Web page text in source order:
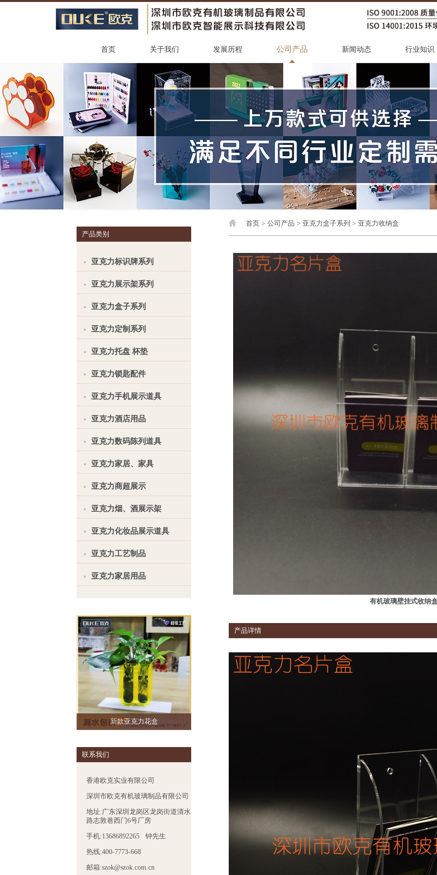
首页 关于我们 发展历程 公司产品 新闻动态 行业知识
产品类别
亚克力标识牌系列
亚克力展示架系列
亚克力盒子系列
亚克力定制系列
亚克力托盘 杯垫
亚克力锁匙配件
亚克力手机展示道具
亚克力酒店用品
亚克力数码陈列道具
亚克力家居、家具
亚克力商超展示
亚克力烟、酒展示架
亚克力化妆品展示道具
亚克力工艺制品
亚克力家居用品
新款亚克力花盒
联系我们
香港欧克实业有限公司
深圳市欧克有机玻璃制品有限公司
地址:广东深圳龙岗区龙岗街道清水
路志敦巷西门6号厂房
手机:13686892265 钟先生
热线:400-7773-668
邮箱:szok@szok.com.cn
首页 > 公司产品 > 亚克力盒子系列 > 亚克力收纳盒
有机玻璃壁挂式收纳
产品详情